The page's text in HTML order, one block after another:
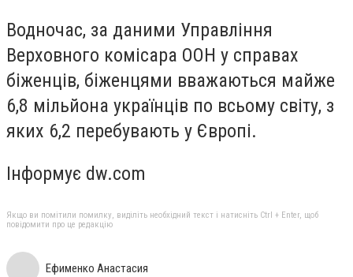
Водночас, за даними Управління
Верховного комісара ООН у справах
біженців, біженцями вважаються майже
6,8 мільйона українців по всьому світу, з
яких 6,2 перебувають у Європі.
Інформує dw.com
Якщо ви помітили помилку, виділіть необхідний текст і натисніть Ctrl + Enter, щоб
повідомити про це редакцію
Ефименко Анастасия